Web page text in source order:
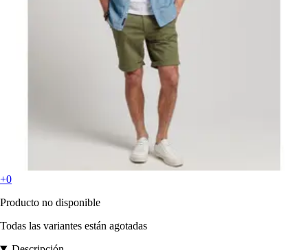
+0
Producto no disponible
Todas las variantes están agotadas